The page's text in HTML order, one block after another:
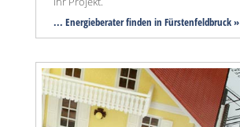
... Energieberater finden in Fürstenfeldbruck »